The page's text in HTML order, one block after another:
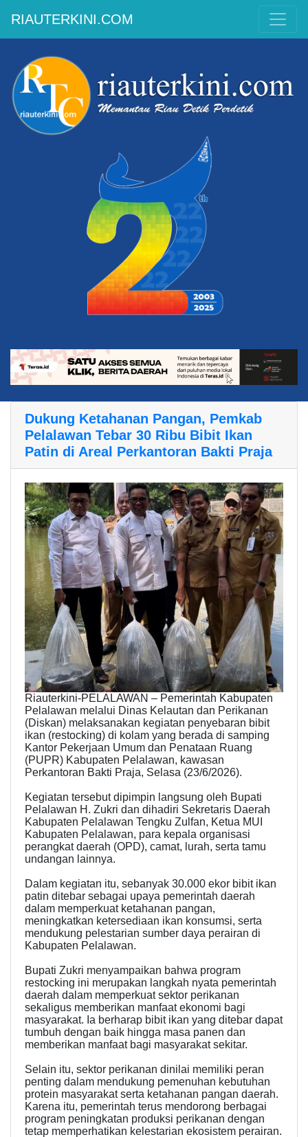
RIAUTERKINI.COM
Dukung Ketahanan Pangan, Pemkab
Pelalawan Tebar 30 Ribu Bibit Ikan
Patin di Areal Perkantoran Bakti Praja
Riauterkini-PELALAWAN – Pemerintah Kabupaten
Pelalawan melalui Dinas Kelautan dan Perikanan
(Diskan) melaksanakan kegiatan penyebaran bibit
ikan (restocking) di kolam yang berada di samping
Kantor Pekerjaan Umum dan Penataan Ruang
(PUPR) Kabupaten Pelalawan, kawasan
Perkantoran Bakti Praja, Selasa (23/6/2026).
Kegiatan tersebut dipimpin langsung oleh Bupati
Pelalawan H. Zukri dan dihadiri Sekretaris Daerah
Kabupaten Pelalawan Tengku Zulfan, Ketua MUI
Kabupaten Pelalawan, para kepala organisasi
perangkat daerah (OPD), camat, lurah, serta tamu
undangan lainnya.
Dalam kegiatan itu, sebanyak 30.000 ekor bibit ikan
patin ditebar sebagai upaya pemerintah daerah
dalam memperkuat ketahanan pangan,
meningkatkan ketersediaan ikan konsumsi, serta
mendukung pelestarian sumber daya perairan di
Kabupaten Pelalawan.
Bupati Zukri menyampaikan bahwa program
restocking ini merupakan langkah nyata pemerintah
daerah dalam memperkuat sektor perikanan
sekaligus memberikan manfaat ekonomi bagi
masyarakat. Ia berharap bibit ikan yang ditebar dapat
tumbuh dengan baik hingga masa panen dan
memberikan manfaat bagi masyarakat sekitar.
Selain itu, sektor perikanan dinilai memiliki peran
penting dalam mendukung pemenuhan kebutuhan
protein masyarakat serta ketahanan pangan daerah.
Karena itu, pemerintah terus mendorong berbagai
program peningkatan produksi perikanan dengan
tetap memperhatikan kelestarian ekosistem perairan.